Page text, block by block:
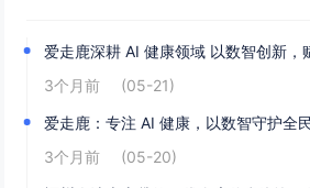
爱走鹿深耕 AI 健康领域 以数智创新，
3个月前
(05-21)
爱走鹿：专注 AI 健康，以数智守护全
3个月前
(05-20)